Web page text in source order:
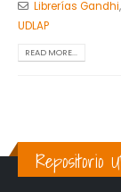
Librerías Gandhi,
UDLAP
READ MORE...
Repositorio